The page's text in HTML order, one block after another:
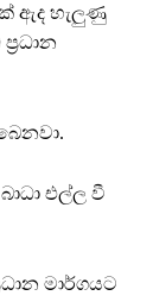
ඇද හැලුණු
එල්ල වී
මාර්ගයට